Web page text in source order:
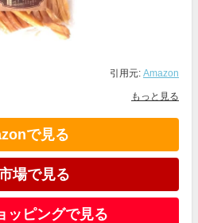
引用元: Amazon
もっと見る
で見る
場で見る
ッピングで見る